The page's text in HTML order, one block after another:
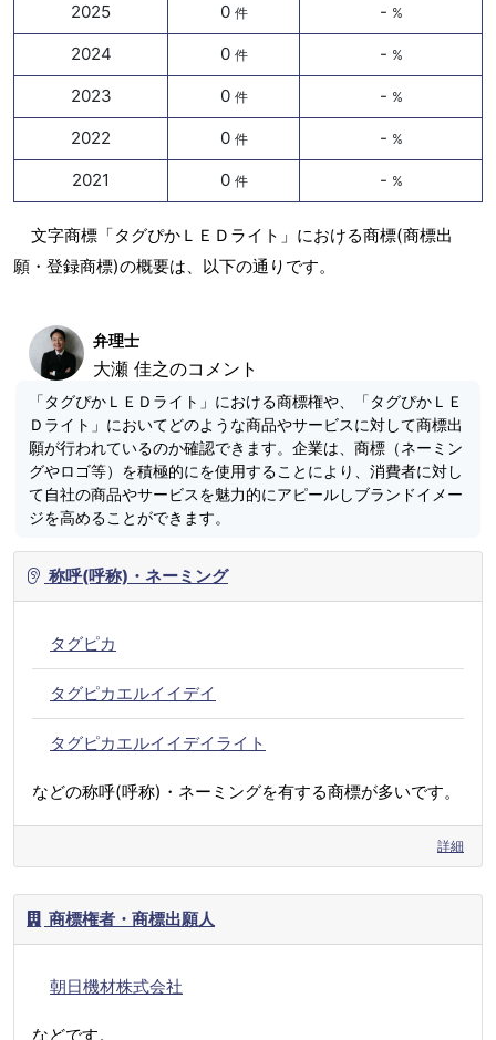
2025
0 件 - %
2024 0 件 - %
2023 0 件 - %
2022 0 件 - %
2021 0 件 - %
文字商標「タグぴかＬＥＤライト」における商標(商標出
願・登録商標)の概要は、以下の通りです。
弁理士
大瀬 佳之のコメント
「タグぴかＬＥＤライト」における商標権や、「タグぴかＬＥ
Ｄライト」においてどのような商品やサービスに対して商標出
願が行われているのか確認できます。企業は、商標（ネーミン
グやロゴ等）を積極的にを使用することにより、消費者に対し
て自社の商品やサービスを魅力的にアピールしブランドイメー
ジを高めることができます。
称呼(呼称)・ネーミング
タグピカ
タグピカエルイイデイ
タグピカエルイイデイライト
などの称呼(呼称)・ネーミングを有する商標が多いです。
詳細
商標権者・商標出願人
朝日機材株式会社
などです。